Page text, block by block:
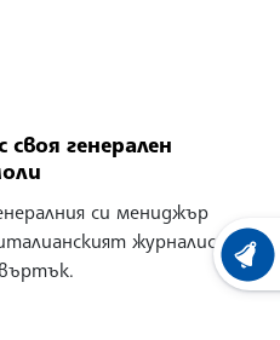
генерален
си мениджър
журналист